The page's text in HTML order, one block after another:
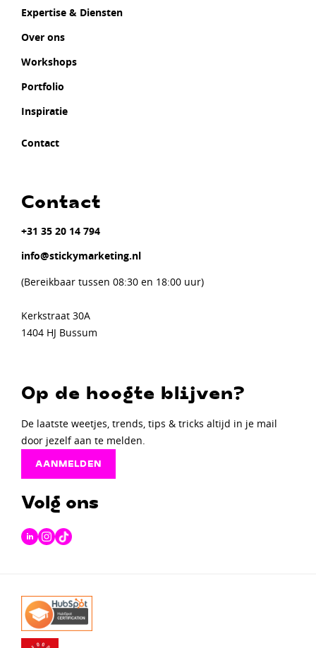
Expertise & Diensten
Over ons
Workshops
Portfolio
Inspiratie
Contact
Contact
+31 35 20 14 794
info@stickymarketing.nl
(Bereikbaar tussen 08:30 en 18:00 uur)
Kerkstraat 30A
1404 HJ Bussum
Op de hoogte blijven?
De laatste weetjes, trends, tips & tricks altijd in je mail
door jezelf aan te melden.
AANMELDEN
Volg ons